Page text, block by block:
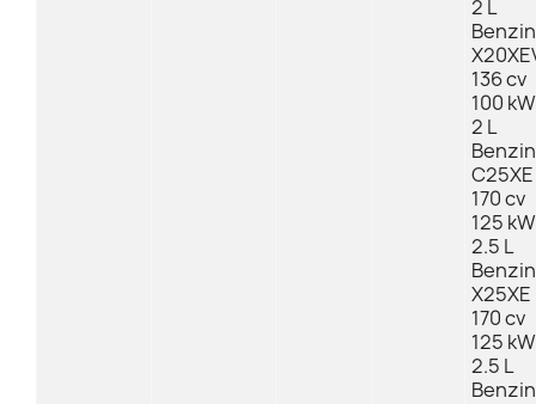
2 L
136 cv
100 kW
2 L
C25XE
170 cv
125 kW
2.5 L
X25XE
170 cv
125 kW
2.5 L